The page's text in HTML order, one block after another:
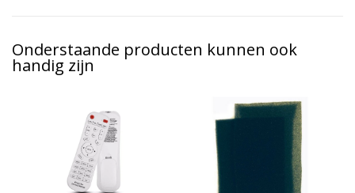
Onderstaande producten kunnen ook
handig zijn